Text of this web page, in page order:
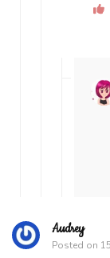
Audrey
Posted on